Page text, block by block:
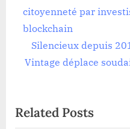
de
l’article
r
e
i
s
citoyenneté par
blockchain
N
e
P
Silencieux depuis
Vintage déplace
Related Posts